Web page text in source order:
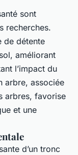
sont
recherches.
de détente
améliorant
l’impact du
arbre, associée
arbres, favorise
et une
d’un tronc